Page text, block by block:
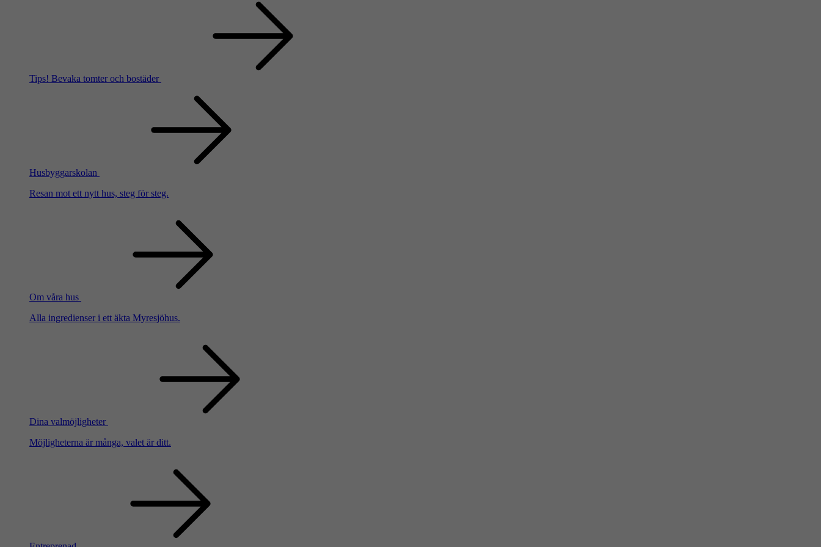
Tips! Bevaka tomter och bostäder
Husbyggarskolan
Resan mot ett nytt hus, steg för steg.
Om våra hus
Alla ingredienser i ett äkta Myresjöhus.
Dina valmöjligheter
Möjligheterna är många, valet är ditt.